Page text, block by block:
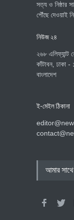
সত্য ও নিষ্ঠার
পৌঁছে দেওয়াই
নিউজ ২৪
২৬৮ এলিফ্যান্ট
কাঁটাবন, ঢাকা -
বাংলাদেশ
ই-মেইল ঠিকানা
আমার